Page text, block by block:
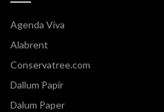
Agenda Viva
Alabrent
Conservatree.com
Dallum Papir
Dalum Paper